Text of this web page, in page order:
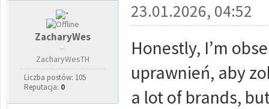
ZacharyWes
ZacharyWesTH
Liczba postów: 105
Reputacja: 0
23.01.2026, 04:52
Honestly, I’m
uprawnień, aby
a lot of brands,